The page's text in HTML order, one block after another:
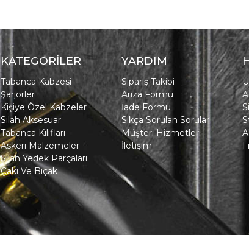
KATEGORİLER
Tabanca Kabzesi
Şarjörler
Kişiye Özel Kabzeler
Silah Aksesuar
Tabanca Kılıfları
Askeri Malzemeler
Silah Yedek Parçaları
Çakı Ve Bıçak
YARDIM
Sipariş Takibi
Arıza Formu
İade Formu
Sıkça Sorulan Sorular
Müşteri Hizmetleri
İletişim